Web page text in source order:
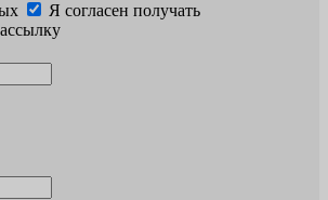
Я согласен получать